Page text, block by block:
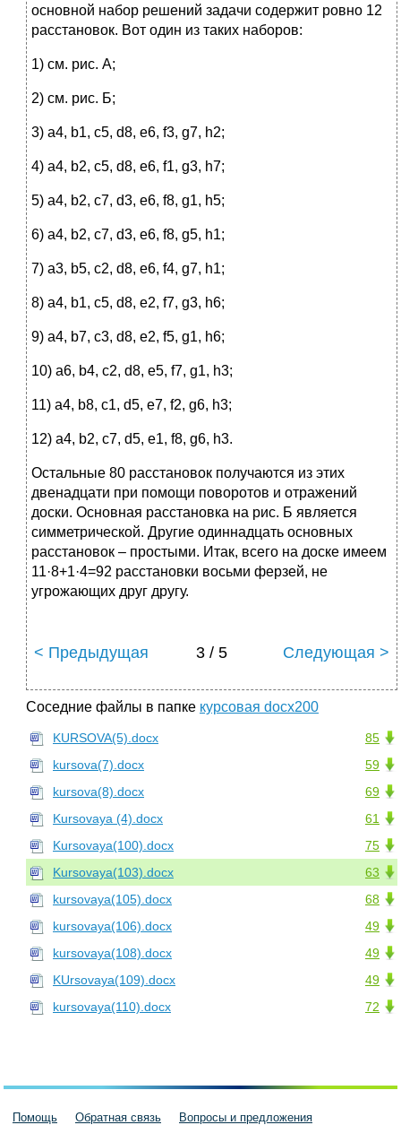
основной набор решений задачи содержит ровно 12
расстановок. Вот один из таких наборов:
1) см. рис. А;
2) см. рис. Б;
3) a4, b1, c5, d8, e6, f3, g7, h2;
4) a4, b2, c5, d8, e6, f1, g3, h7;
5) a4, b2, c7, d3, e6, f8, g1, h5;
6) a4, b2, c7, d3, e6, f8, g5, h1;
7) a3, b5, c2, d8, e6, f4, g7, h1;
8) a4, b1, c5, d8, e2, f7, g3, h6;
9) a4, b7, c3, d8, e2, f5, g1, h6;
10) a6, b4, c2, d8, e5, f7, g1, h3;
11) a4, b8, c1, d5, e7, f2, g6, h3;
12) a4, b2, c7, d5, e1, f8, g6, h3.
Остальные 80 расстановок получаются из этих
двенадцати при помощи поворотов и отражений
доски. Основная расстановка на рис. Б является
симметрической. Другие одиннадцать основных
расстановок – простыми. Итак, всего на доске имеем
11·8+1·4=92 расстановки восьми ферзей, не
угрожающих друг другу.
< Предыдущая 3 / 5 Следующая >
Соседние файлы в папке курсовая docx200
85
KURSOVA(5).docx
59
kursova(7).docx
69
kursova(8).docx
61
Kursovaya (4).docx
75
Kursovaya(100).docx
63
Kursovaya(103).docx
68
kursovaya(105).docx
49
kursovaya(106).docx
49
kursovaya(108).docx
49
KUrsovaya(109).docx
72
kursovaya(110).docx
Помощь Обратная связь Вопросы и предложения